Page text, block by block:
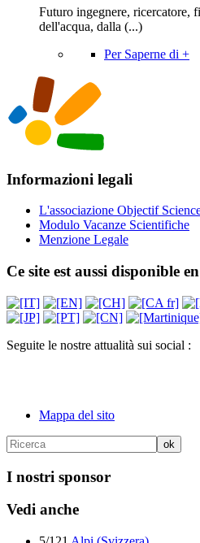
Futuro ingegnere, ricercatore,
dell'acqua, dalla (...)
Per Saperne di +
Informazioni legali
L'associazione Objectif
Modulo Vacanze Scientifiche
Menzione Legale
Ce site est aussi disponible
Seguite le nostre attualità sui social :
Mappa del sito
I nostri sponsor
Vedi anche